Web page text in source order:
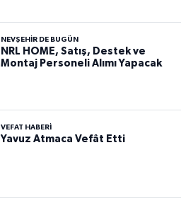
NEVŞEHIR DE BUGÜN
NRL HOME, Satış, Destek ve
Montaj Personeli Alımı Yapacak
VEFAT HABERI
Yavuz Atmaca Vefât Etti